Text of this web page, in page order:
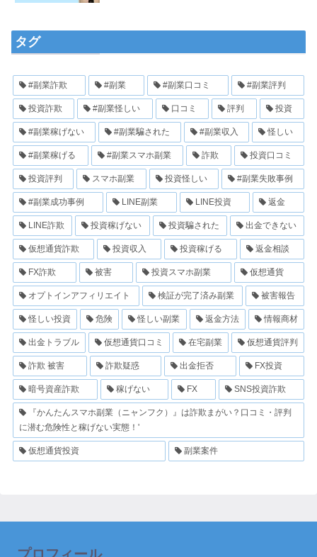
タグ
#副業詐欺 #副業 #副業口コミ #副業評判
投資詐欺 #副業怪しい 口コミ 評判 投資
#副業稼げない #副業騙された #副業収入 怪しい
#副業稼げる #副業スマホ副業 詐欺 投資口コミ
投資評判 スマホ副業 投資怪しい #副業失敗事例
#副業成功事例 LINE副業 LINE投資 返金
LINE詐欺 投資稼げない 投資騙された 出金できない
仮想通貨詐欺 投資収入 投資稼げる 返金相談
FX詐欺 被害 投資スマホ副業 仮想通貨
オプトインアフィリエイト 検証が完了済み副業 被害報告
怪しい投資 危険 怪しい副業 返金方法 情報商材
出金トラブル 仮想通貨口コミ 在宅副業 仮想通貨評判
詐欺 被害 詐欺疑惑 出金拒否 FX投資
暗号資産詐欺 稼げない FX SNS投資詐欺
『かんたんスマホ副業（ニャンフク）』は詐欺まがい？口コミ・評判
に潜む危険性と稼げない実態！'
仮想通貨投資 副業案件